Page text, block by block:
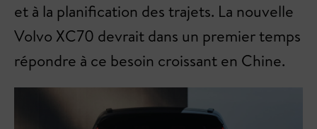
et à la planification des trajets. La nouvelle
Volvo XC70 devrait dans un premier temps
répondre à ce besoin croissant en Chine.